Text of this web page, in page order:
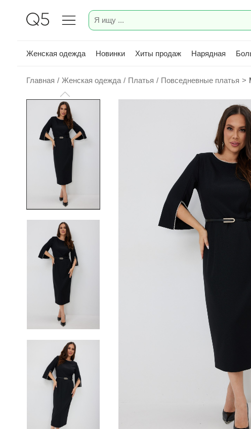
Женская одежда Новинки Хиты продаж Нарядная
Главная / Женская одежда / Платья / Повседневные платья >